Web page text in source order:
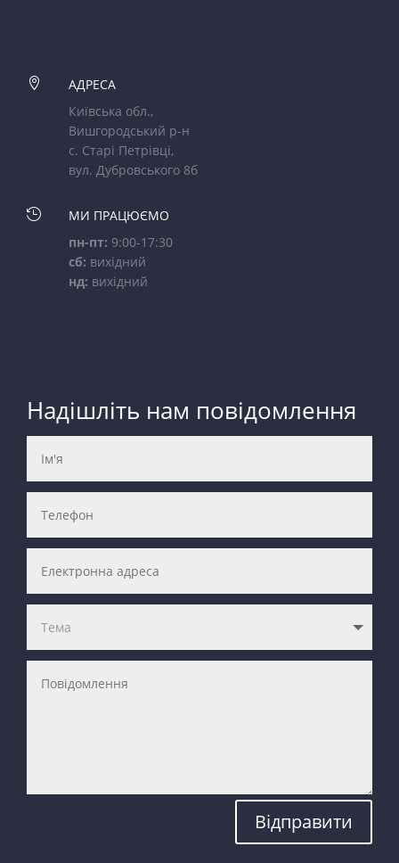

АДРЕСА
Київська обл.,
Вишгородський р-н
с. Старі Петрівці,
вул. Дубровського 8б

МИ ПРАЦЮЄМО
пн-пт: 9:00-17:30
сб: вихідний
нд: вихідний
Надішліть нам повідомлення
Відправити